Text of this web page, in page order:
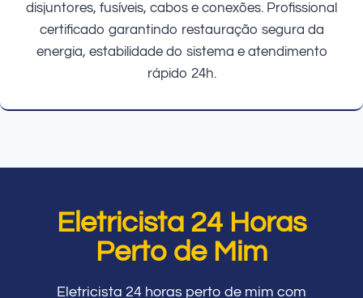
disjuntores, fusíveis, cabos e conexões. Profissional
certificado garantindo restauração segura da
energia, estabilidade do sistema e atendimento
rápido 24h.
Eletricista 24 Horas
Perto de Mim
Eletricista 24 horas perto de mim com